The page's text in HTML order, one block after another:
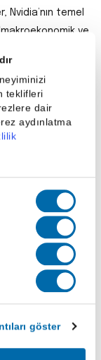
teklifleri
dair
aydınlatma
göster
Nvidia’nın temel
ve
Louie
Pastor’un,
dijital iş
bekleniyor.
algılandı.
Dönemeç:
yılı sonu için
bir takvim